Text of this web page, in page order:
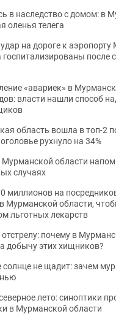
в наследство с домом: в
оленья телега
на дороге к
госпитализированы после
«авариек» в
власти нашли способ
область вошла в топ-2
рухнуло на 34%
области
случаях
миллионов на
Мурманской области,
льготных лекарств
почему в
добычу этих хищников?
солнце не щадит: зачем
лето: синоптики
в Мурманской области